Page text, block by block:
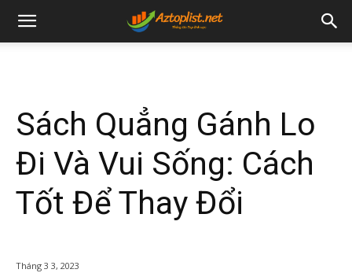
Sách Quẳng Gánh Lo
Đi Và Vui Sống: Cách
Tốt Để Thay Đổi
Tháng 3 3, 2023